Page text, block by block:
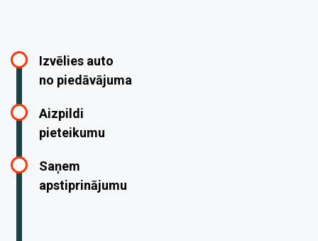
Izvēlies auto
no piedāvājuma
Aizpildi
pieteikumu
Saņem
apstiprinājumu